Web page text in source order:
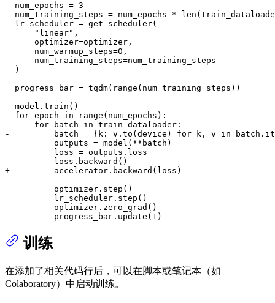
  num_epochs = 3
num_training_steps = num_epochs *
  lr_scheduler = get_scheduler(
      "linear",
      optimizer=optimizer,
      num_warmup_steps=0,
      num_training_steps=num_training_steps
  )
  progress_bar = tqdm(range(num_training_steps))
  model.train()
  for epoch in range(num_epochs):
-         batch = {k: v.to(device) for k, v in
          outputs = model(**batch)
-         loss.backward()
+         accelerator.backward(loss)
          optimizer.step()
          lr_scheduler.step()
          optimizer.zero_grad()
          progress_bar.update(1)
训练
在添加了相关代码行后，可以在脚本或笔记本（如
Colaboratory）中启动训练。